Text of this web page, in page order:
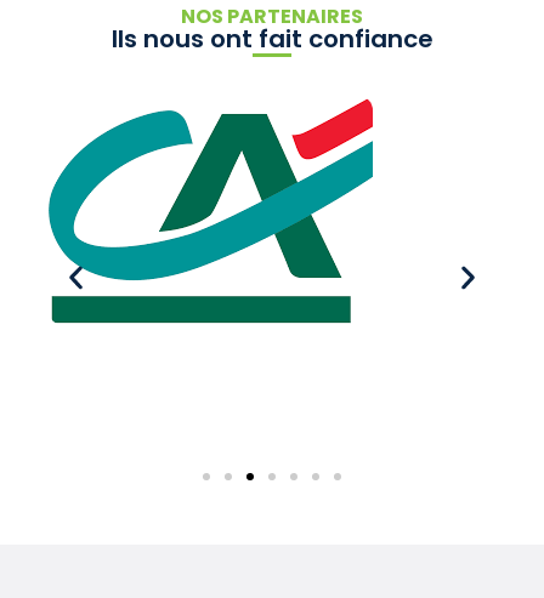
NOS PARTENAIRES
Ils nous ont fait confiance